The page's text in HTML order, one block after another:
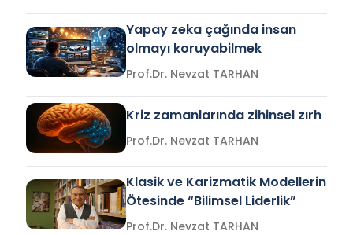
Yapay zeka çağında insan
olmayı koruyabilmek
Prof.Dr. Nevzat TARHAN
Kriz zamanlarında zihinsel zırh
Prof.Dr. Nevzat TARHAN
Klasik ve Karizmatik Modellerin
Ötesinde “Bilimsel Liderlik”
Prof.Dr. Nevzat TARHAN